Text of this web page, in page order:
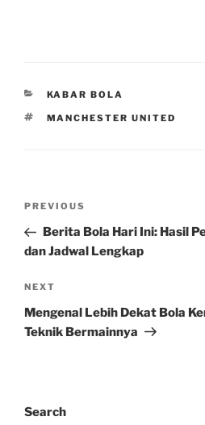
CATEGORIES
KABAR BOLA
TAGS
MANCHESTER UNITED
Previous
Post
PREVIOUS
Berita Bola Hari Ini: Hasil
dan Jadwal Lengkap
Next
Post
NEXT
Mengenal Lebih Dekat Bola
Teknik Bermainnya
Search